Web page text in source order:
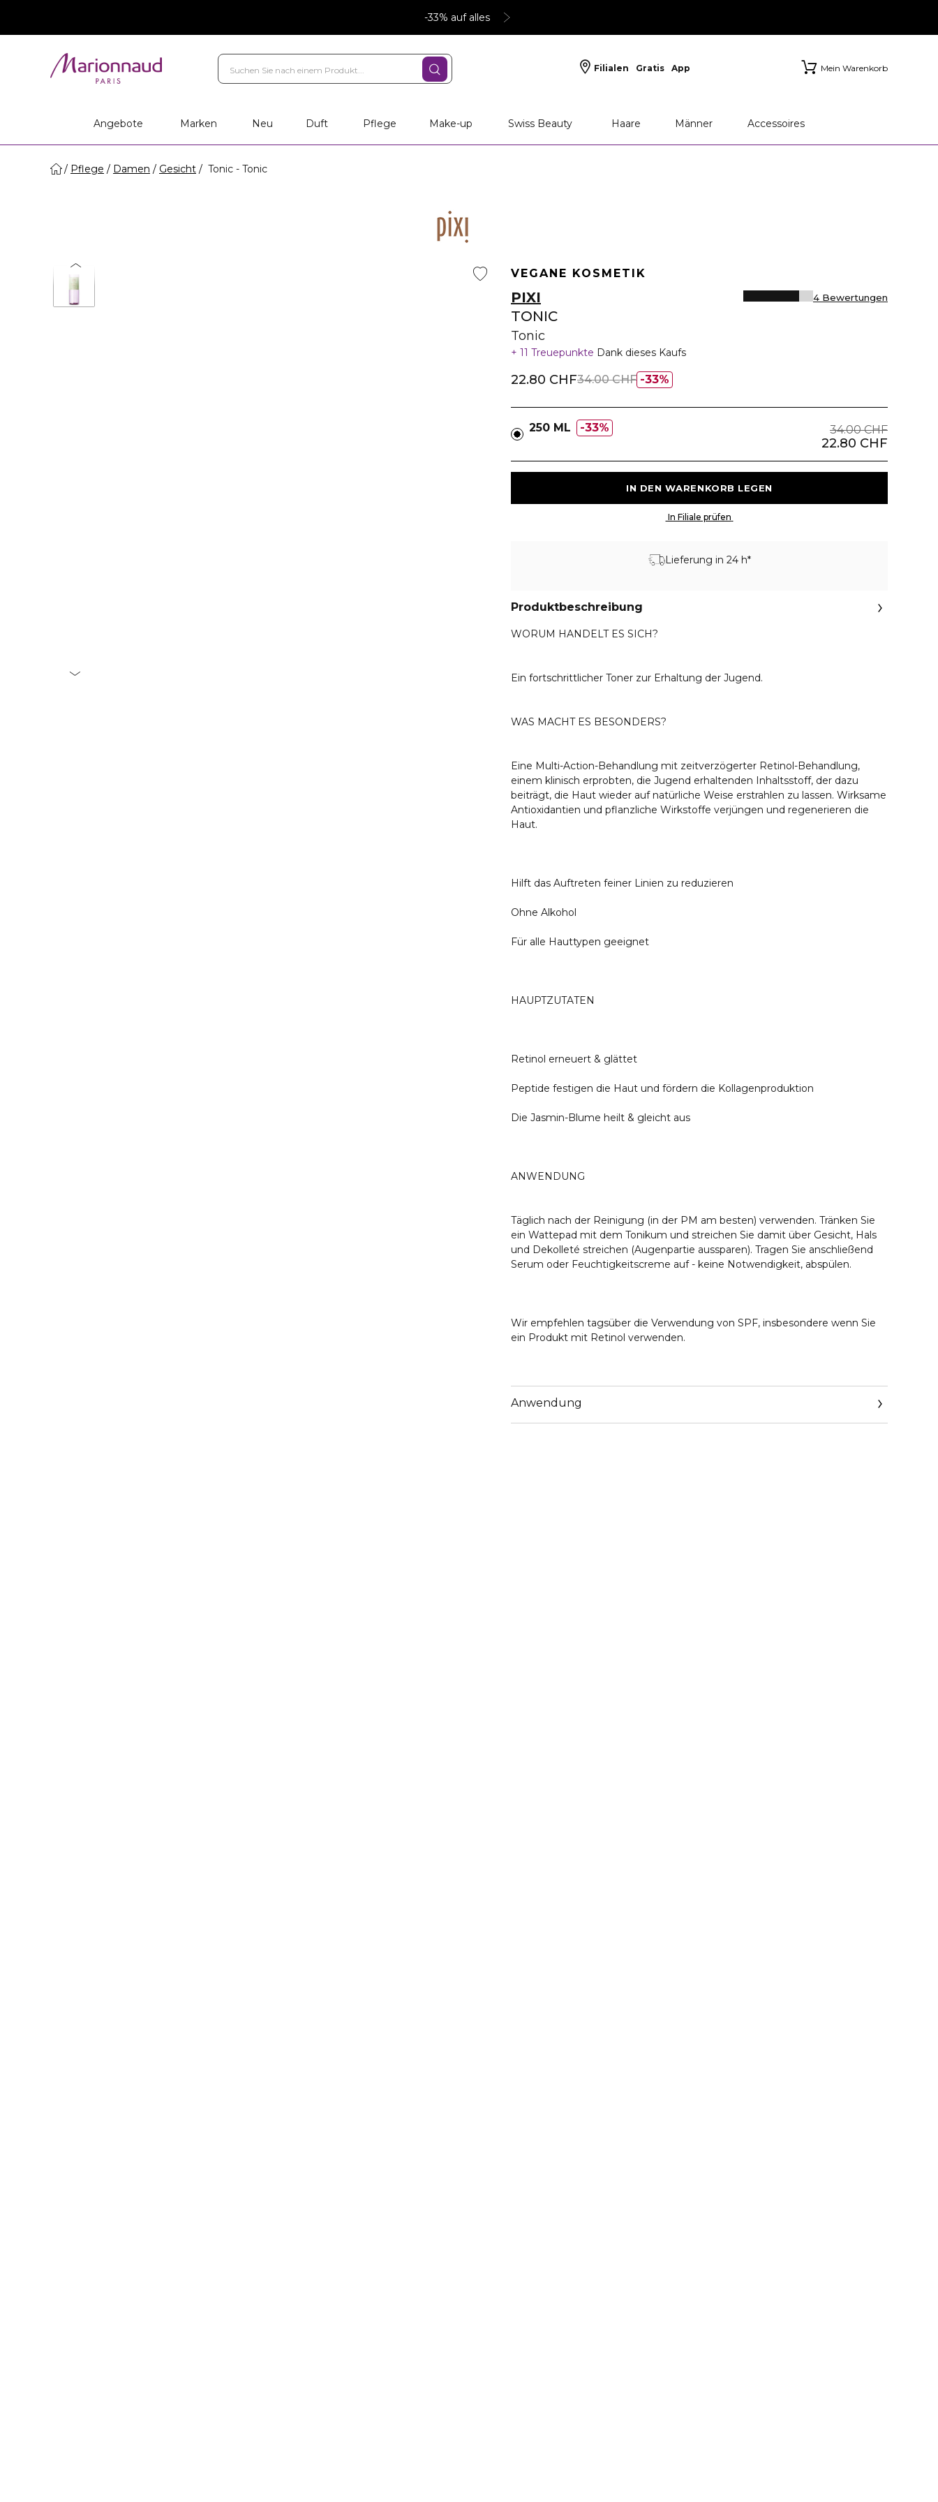
-33% auf alles
Filialen Gratis App Mein Warenkorb
Angebote Marken Neu Duft Pflege Make-up Swiss Beauty Haare Männer Accessoires
Pflege Damen Gesicht Tonic - Tonic
VEGANE KOSMETIK
PIXI
TONIC
Tonic
4 Bewertungen
11 Treuepunkte Dank dieses Kaufs
33%
22.80 CHF34.00 CHF
250 ML 33% 34.00 CHF
22.80 CHF
Lieferung in 24 h*
Produktbeschreibung
WORUM HANDELT ES SICH?
Ein fortschrittlicher Toner zur Erhaltung der Jugend.
WAS MACHT ES BESONDERS?
Eine Multi-Action-Behandlung mit zeitverzögerter Retinol-Behandlung,
einem klinisch erprobten, die Jugend erhaltenden Inhaltsstoff, der dazu
beiträgt, die Haut wieder auf natürliche Weise erstrahlen zu lassen. Wirksame
Antioxidantien und pflanzliche Wirkstoffe verjüngen und regenerieren die
Haut.
Hilft das Auftreten feiner Linien zu reduzieren
Ohne Alkohol
Für alle Hauttypen geeignet
HAUPTZUTATEN
Retinol erneuert & glättet
Peptide festigen die Haut und fördern die Kollagenproduktion
Die Jasmin-Blume heilt & gleicht aus
ANWENDUNG
Täglich nach der Reinigung (in der PM am besten) verwenden. Tränken Sie
ein Wattepad mit dem Tonikum und streichen Sie damit über Gesicht, Hals
und Dekolleté streichen (Augenpartie aussparen). Tragen Sie anschließend
Serum oder Feuchtigkeitscreme auf - keine Notwendigkeit, abspülen.
Wir empfehlen tagsüber die Verwendung von SPF, insbesondere wenn Sie
ein Produkt mit Retinol verwenden.
Anwendung